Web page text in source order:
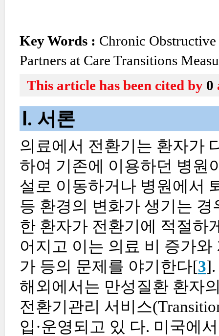
Key Words : Chronic
Partners at Care Transitions
This article has been cited by 0
Ⅰ. 서론
의료에서 전환기는 환자가
하여 기존에 이용하던 병원
설로 이동하거나 병원에서
등 환경의 변화가 생기는
한 환자가 전환기에 적절하
어지고 이는 의료 비 증가
가 등의 문제를 야기한다[3].
해외에서는 만성질환 환자
전환기관리 서비스
입·운영되고 있 다. 미국에